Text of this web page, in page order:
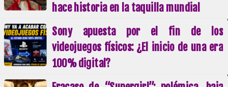
hace historia en la taquilla mundial
Sony apuesta por el fin de los
videojuegos físicos: ¿El inicio de una era
100% digital?